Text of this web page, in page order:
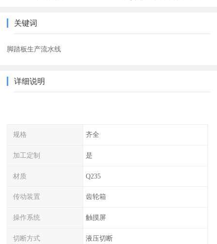
关键词
脚踏板生产流水线
详细说明
规格 齐全
加工定制 是
材质 Q235
传动装置 齿轮箱
操作系统 触摸屏
切断方式 液压切断